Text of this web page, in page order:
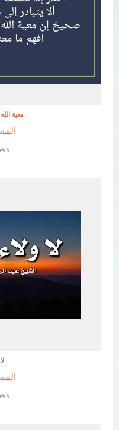
معية